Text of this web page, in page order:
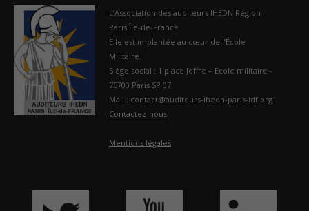
L’Association des auditeurs IHEDN Région
Paris Île-de-France
Elle est implantée au cœur de l’École
Militaire.
Siège social : 1 place Joffre – Ecole militaire -
75700 Paris SP 07
Mail : contact@auditeurs-ihedn-paris-idf.org
Contactez-nous
Mentions légales